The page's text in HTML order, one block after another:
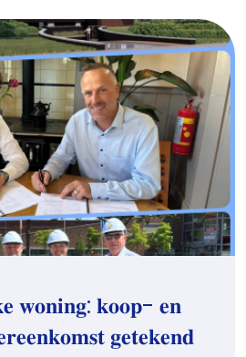
𝐰𝐨𝐧𝐢𝐧𝐠: 𝐤𝐨𝐨𝐩- 𝐞𝐧
𝐠𝐞𝐭𝐞𝐤𝐞𝐧𝐝